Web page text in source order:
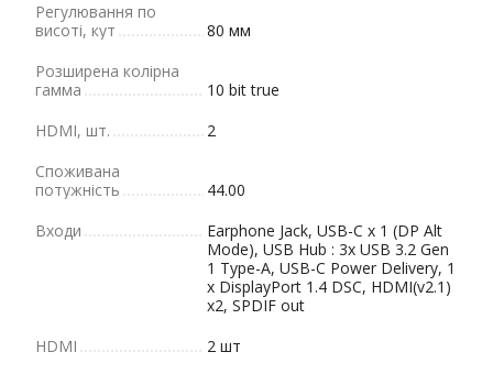
Регулювання по
висоті, кут
80 мм
Розширена колірна
гамма
10 bit true
HDMI, шт.
2
Споживана
потужність
44.00
Входи
Earphone Jack, USB-C x 1 (DP Alt
Mode), USB Hub : 3x USB 3.2 Gen
1 Type-A, USB-C Power Delivery, 1
x DisplayPort 1.4 DSC, HDMI(v2.1)
x2, SPDIF out
HDMI
2 шт